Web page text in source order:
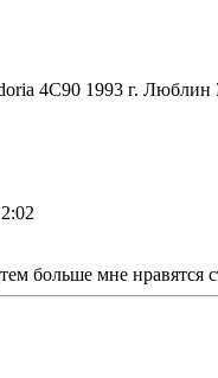
4C90 1993 г. Люблин
больше мне нравятся